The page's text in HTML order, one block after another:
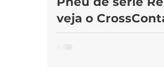
veja o